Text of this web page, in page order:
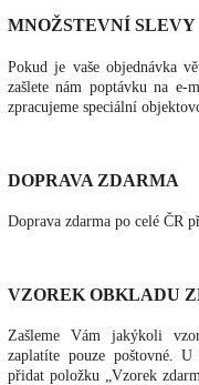
MNOŽSTEVNÍ SLEVY
Pokud je vaše objednávka
zašlete nám poptávku na e-
zpracujeme speciální
DOPRAVA ZDARMA
Doprava zdarma po celé ČR
VZOREK OBKLADU
Zašleme Vám jakýkoli
zaplatíte pouze poštovné.
přidat položku „Vzorek